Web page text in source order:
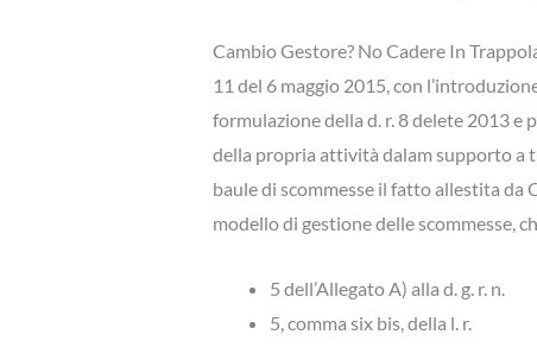
Cambio Gestore? No Cadere In
11 del 6 maggio 2015, con
formulazione della d. r. 8 delete 2013
della propria attività dalam supporto a
baule di scommesse il fatto allestita da
modello di gestione delle scommesse,
5 dell’Allegato A) alla d. g. r. n.
5, comma six bis, della l. r.